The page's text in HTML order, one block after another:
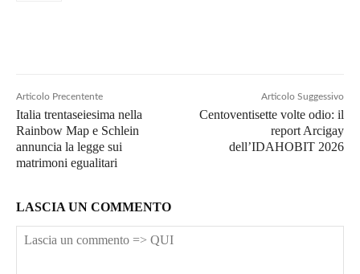
Articolo Precentente
Italia trentaseiesima nella
Rainbow Map e Schlein
annuncia la legge sui
matrimoni egualitari
Articolo Suggessivo
Centoventisette volte odio: il
report Arcigay
dell’IDAHOBIT 2026
LASCIA UN COMMENTO